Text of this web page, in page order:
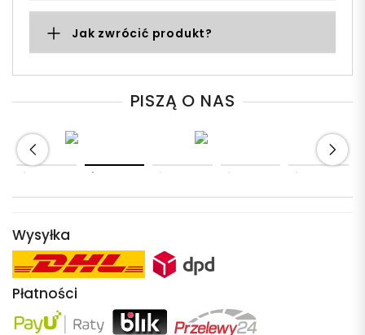
Jak zwrócić produkt?
PISZĄ O NAS
Wysyłka
Płatności